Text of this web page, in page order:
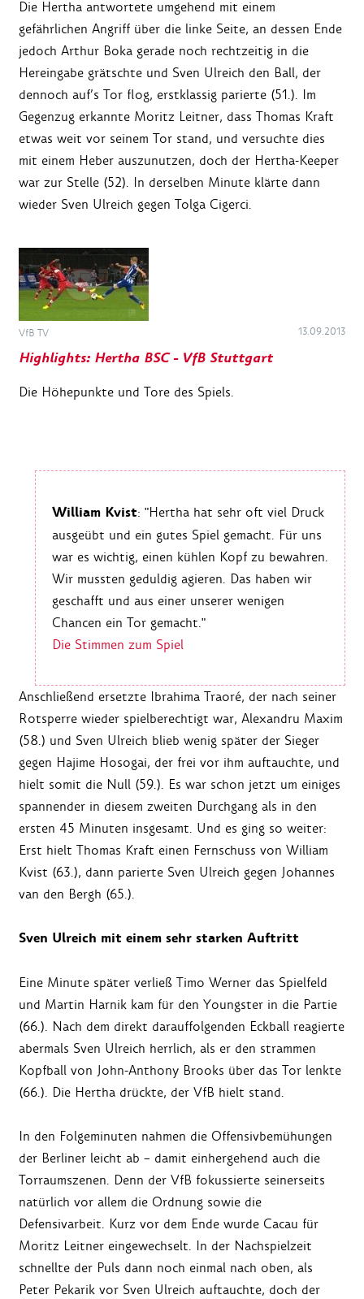
Die Hertha antwortete umgehend mit einem
gefährlichen Angriff über die linke Seite, an dessen Ende
jedoch Arthur Boka gerade noch rechtzeitig in die
Hereingabe grätschte und Sven Ulreich den Ball, der
dennoch auf’s Tor flog, erstklassig parierte (51.). Im
Gegenzug erkannte Moritz Leitner, dass Thomas Kraft
etwas weit vor seinem Tor stand, und versuchte dies
mit einem Heber auszunutzen, doch der Hertha-Keeper
war zur Stelle (52). In derselben Minute klärte dann
wieder Sven Ulreich gegen Tolga Cigerci.
VfB TV 13.09.2013
Highlights: Hertha BSC - VfB Stuttgart
Die Höhepunkte und Tore des Spiels.
William Kvist: "Hertha hat sehr oft viel Druck
ausgeübt und ein gutes Spiel gemacht. Für uns
war es wichtig, einen kühlen Kopf zu bewahren.
Wir mussten geduldig agieren. Das haben wir
geschafft und aus einer unserer wenigen
Chancen ein Tor gemacht."
Die Stimmen zum Spiel
Anschließend ersetzte Ibrahima Traoré, der nach seiner
Rotsperre wieder spielberechtigt war, Alexandru Maxim
(58.) und Sven Ulreich blieb wenig später der Sieger
gegen Hajime Hosogai, der frei vor ihm auftauchte, und
hielt somit die Null (59.). Es war schon jetzt um einiges
spannender in diesem zweiten Durchgang als in den
ersten 45 Minuten insgesamt. Und es ging so weiter:
Erst hielt Thomas Kraft einen Fernschuss von William
Kvist (63.), dann parierte Sven Ulreich gegen Johannes
van den Bergh (65.).
Sven Ulreich mit einem sehr starken Auftritt
Eine Minute später verließ Timo Werner das Spielfeld
und Martin Harnik kam für den Youngster in die Partie
(66.). Nach dem direkt darauffolgenden Eckball reagierte
abermals Sven Ulreich herrlich, als er den strammen
Kopfball von John-Anthony Brooks über das Tor lenkte
(66.). Die Hertha drückte, der VfB hielt stand.
In den Folgeminuten nahmen die Offensivbemühungen
der Berliner leicht ab – damit einhergehend auch die
Torraumszenen. Denn der VfB fokussierte seinerseits
natürlich vor allem die Ordnung sowie die
Defensivarbeit. Kurz vor dem Ende wurde Cacau für
Moritz Leitner eingewechselt. In der Nachspielzeit
schnellte der Puls dann noch einmal nach oben, als
Peter Pekarik vor Sven Ulreich auftauchte, doch der